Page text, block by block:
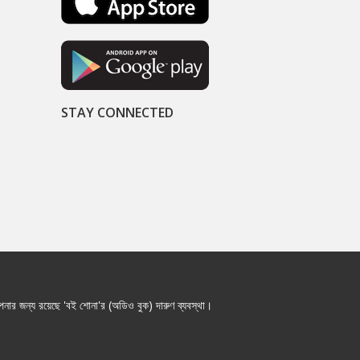
STAY CONNECTED
জন্য রয়েছে 'বই শোনা'র (অডিও বুক) দারুণ ব্যবস্থা।